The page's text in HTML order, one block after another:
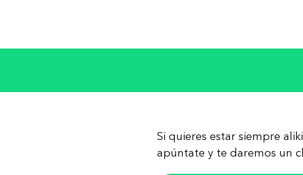
Si quieres estar siempre
apúntate y te daremos un